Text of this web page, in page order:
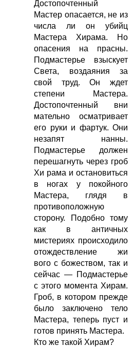
Достопочтенный
Мастер опасается, не из
числа ли он убийц
Мастера Хирама. Но
опасения на прасны.
Подмастерье взыскует
Света, воздаяния за
свой труд. Он ждет
степени Мастера.
Достопочтенный вни
мательно осматривает
его руки и фартук. Они
незапят нанны.
Подмастерье должен
перешагнуть через гроб
Хи рама и остановиться
в ногах у покойного
Мастера, глядя в
противоположную
сторону. Подобно тому
как в античных
мистериях происходило
отождествление жи
вого с божеством, так и
сейчас — Подмастерье
с этого момента Хирам.
Гроб, в котором прежде
было заключено тело
Мастера, теперь пуст и
готов принять Мастера.
Кто же такой Хирам?